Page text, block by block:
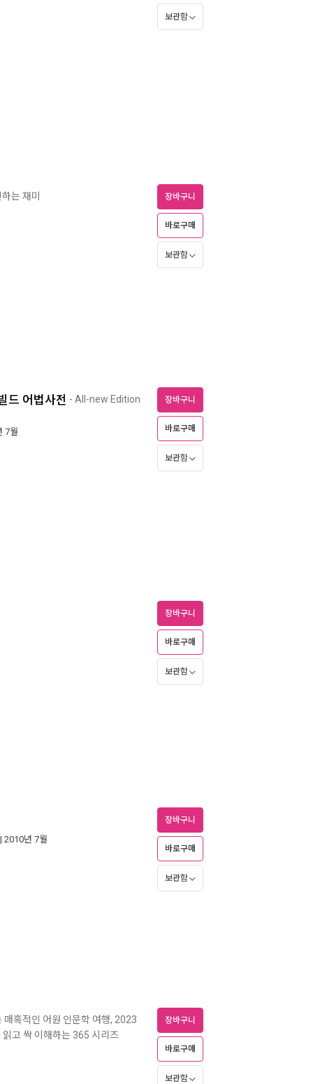
보관함
는 재미 장바구니
바로구매
보관함
드 어법사전 - All-new Edition
7월
장바구니
바로구매
보관함
장바구니
바로구매
보관함
2010년 7월
장바구니
바로구매
보관함
혹적인 어원 인문학 여행, 2023
읽고 싹 이해하는 365 시리즈
장바구니
바로구매
보관함